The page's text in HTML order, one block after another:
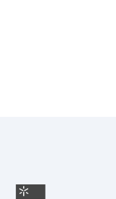
Fundação para a